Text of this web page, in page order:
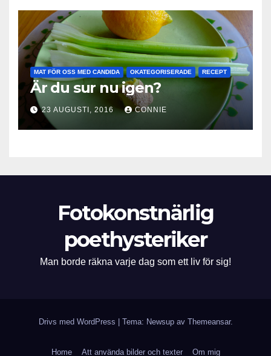
MAT FÖR OSS MED CANDIDA OKATEGORISERADE RECEPT
Är du sur nu igen?
23 AUGUSTI, 2016 CONNIE
Fotokonstnärlig
poethysteriker
Man borde räkna varje dag som ett liv för sig!
Drivs med WordPress Tema: Newsup av Themeansar.
Home Att använda bilder och texter Om mig